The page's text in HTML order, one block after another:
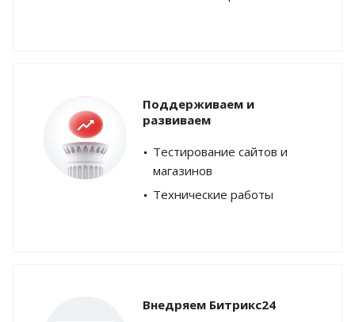
Поддерживаем и
развиваем
Тестирование сайтов и
магазинов
Технические работы
Внедряем Битрикс24